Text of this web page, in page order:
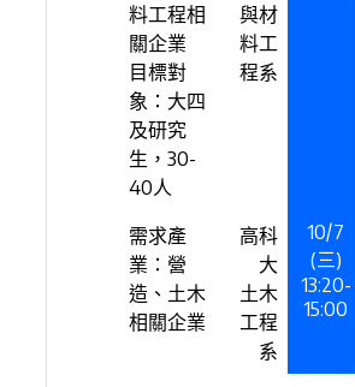
料工程相
關企業
目標對
象：大四
及研究
生，30-
40人
與材
料工
程系
需求產
業：營
造、土木
相關企業
高科
大
土木
工程
系
10/7
(三)
13:20-
15:00